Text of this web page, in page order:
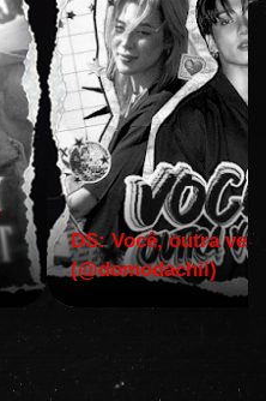
DS: Você, outra vez!
(@domodachii)